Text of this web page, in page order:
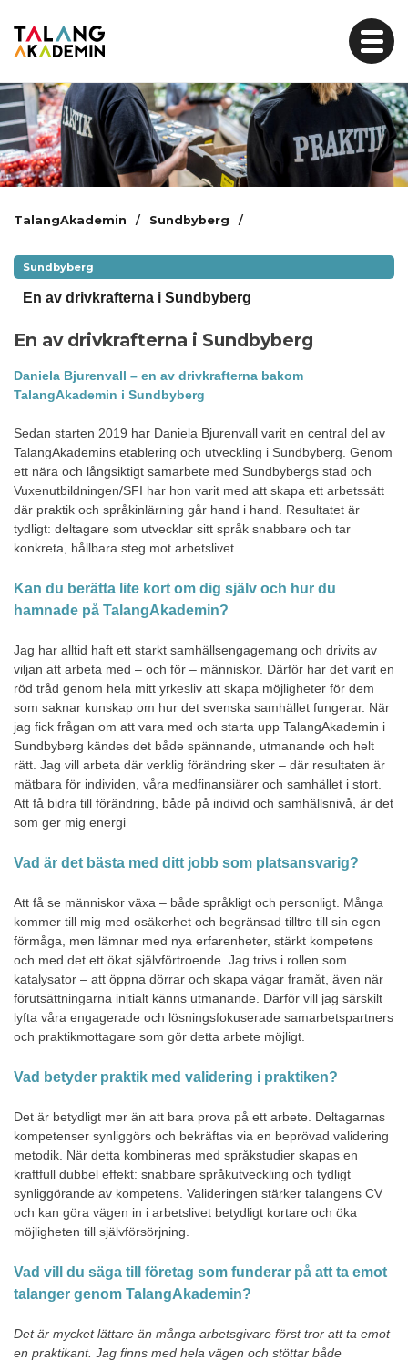
content
TalangAkademin / Sundbyberg /
Sundbyberg
En av drivkrafterna i Sundbyberg
En av drivkrafterna i Sundbyberg
Daniela Bjurenvall – en av drivkrafterna bakom
TalangAkademin i Sundbyberg
Sedan starten 2019 har Daniela Bjurenvall varit en central del av
TalangAkademins etablering och utveckling i Sundbyberg. Genom
ett nära och långsiktigt samarbete med Sundbybergs stad och
Vuxenutbildningen/SFI har hon varit med att skapa ett arbetssätt
där praktik och språkinlärning går hand i hand. Resultatet är
tydligt: deltagare som utvecklar sitt språk snabbare och tar
konkreta, hållbara steg mot arbetslivet.
Kan du berätta lite kort om dig själv och hur du
hamnade på TalangAkademin?
Jag har alltid haft ett starkt samhällsengagemang och drivits av
viljan att arbeta med – och för – människor. Därför har det varit en
röd tråd genom hela mitt yrkesliv att skapa möjligheter för dem
som saknar kunskap om hur det svenska samhället fungerar. När
jag fick frågan om att vara med och starta upp TalangAkademin i
Sundbyberg kändes det både spännande, utmanande och helt
rätt. Jag vill arbeta där verklig förändring sker – där resultaten är
mätbara för individen, våra medfinansiärer och samhället i stort.
Att få bidra till förändring, både på individ och samhällsnivå, är det
som ger mig energi
Vad är det bästa med ditt jobb som platsansvarig?
Att få se människor växa – både språkligt och personligt. Många
kommer till mig med osäkerhet och begränsad tilltro till sin egen
förmåga, men lämnar med nya erfarenheter, stärkt kompetens
och med det ett ökat självförtroende. Jag trivs i rollen som
katalysator – att öppna dörrar och skapa vägar framåt, även när
förutsättningarna initialt känns utmanande. Därför vill jag särskilt
lyfta våra engagerade och lösningsfokuserade samarbetspartners
och praktikmottagare som gör detta arbete möjligt.
Vad betyder praktik med validering i praktiken?
Det är betydligt mer än att bara prova på ett arbete. Deltagarnas
kompetenser synliggörs och bekräftas via en beprövad validering
metodik. När detta kombineras med språkstudier skapas en
kraftfull dubbel effekt: snabbare språkutveckling och tydligt
synliggörande av kompetens. Valideringen stärker talangens CV
och kan göra vägen in i arbetslivet betydligt kortare och öka
möjligheten till självförsörjning.
Vad vill du säga till företag som funderar på att ta emot
talanger genom TalangAkademin?
Det är mycket lättare än många arbetsgivare först tror att ta emot
en praktikant. Jag finns med hela vägen och stöttar både